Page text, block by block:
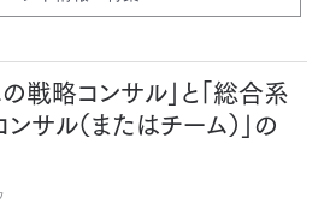
の戦略コンサル」と「総合系
サル（またはチーム）」の